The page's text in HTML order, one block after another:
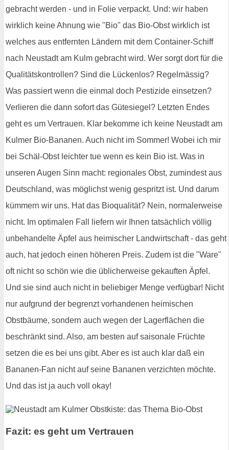
gebracht werden - und in Folie verpackt. Und: wir haben
wirklich keine Ahnung wie "Bio" das Bio-Obst wirklich ist
welches aus entfernten Ländern mit dem Container-Schiff
nach Neustadt am Kulm gebracht wird. Wer sorgt dort für die
Qualitätskontrollen? Sind die Lückenlos? Regelmässig?
Was passiert wenn die einmal doch Pestizide einsetzen?
Verlieren die dann sofort das Gütesiegel? Letzten Endes
geht es um Vertrauen. Klar bekomme ich keine Neustadt am
Kulmer Bio-Bananen. Auch nicht im Sommer! Wobei ich mir
bei Schäl-Obst leichter tue wenn es kein Bio ist. Was in
unseren Augen Sinn macht: regionales Obst, zumindest aus
Deutschland, was möglichst wenig gespritzt ist. Und darum
kümmern wir uns. Hat das Bioqualität? Nein, normalerweise
nicht. Im optimalen Fall liefern wir Ihnen tatsächlich völlig
unbehandelte Äpfel aus heimischer Landwirtschaft - das geht
auch, hat jedoch einen höheren Preis. Zudem ist die "Ware"
oft nicht so schön wie die üblicherweise gekauften Äpfel.
Und sie sind auch nicht in beliebiger Menge verfügbar! Nicht
nur aufgrund der begrenzt vorhandenen heimischen
Obstbäume, sondern auch wegen der Lagerflächen die
beschränkt sind. Also, am besten auf saisonale Früchte
setzen die es bei uns gibt. Aber es ist auch klar daß ein
Bananen-Fan nicht auf seine Bananen verzichten möchte.
Und das ist ja auch voll okay!
Fazit: es geht um Vertrauen